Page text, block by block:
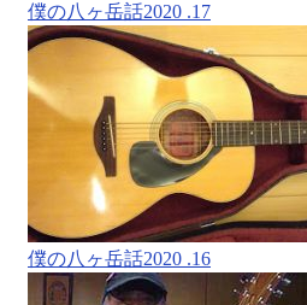
僕の八ヶ岳話2020 .17
僕の八ヶ岳話2020 .16